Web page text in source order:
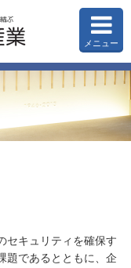
メニュー
セキュリティを確保す
題であるとともに、企